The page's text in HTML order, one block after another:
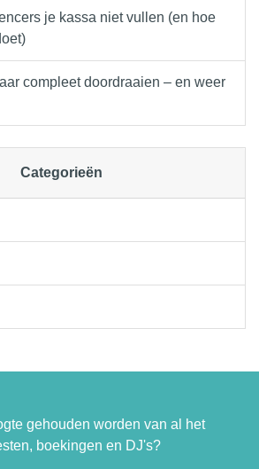
je kassa niet vullen (en hoe
compleet doordraaien – en weer
Categorieën
gehouden worden van al het
boekingen en DJ's?